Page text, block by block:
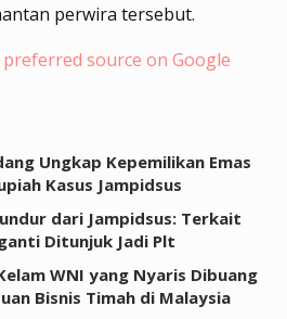
perwira tersebut.
preferred source on Google
Ungkap Kepemilikan Emas
Kasus Jampidsus
dari Jampidsus: Terkait
Ditunjuk Jadi Plt
WNI yang Nyaris Dibuang
Bisnis Timah di Malaysia